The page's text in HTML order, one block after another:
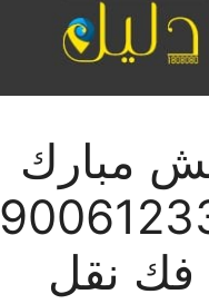
مبارك
90061233
فك نقل